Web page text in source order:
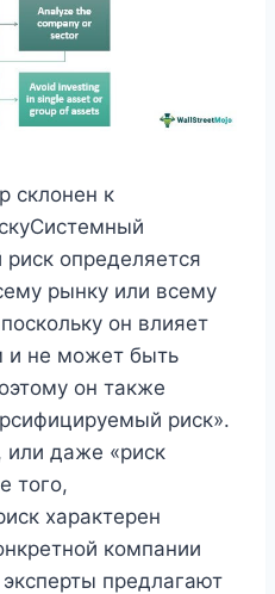
склонен к
определяется
рынку или всему
он влияет
и не может быть
он также
риск».
или даже «риск
того,
характерен
компании
предлагают